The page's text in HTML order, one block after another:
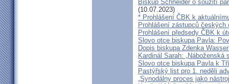
Biskup Schneider o soužití
(10.07.2023)
* Prohlášení ČBK k
Prohlášení zástupců
Prohlášení předsedy ČBK k
Slovo otce biskupa Pavla:
Dopis biskupa Zdenka
Kardinál Sarah: „Náboženská
Slovo otce biskupa Pavla k
Pastýřský list pro 1. neděli
„Synodálny proces jako